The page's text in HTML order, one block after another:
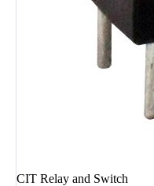
CIT Relay and Switch